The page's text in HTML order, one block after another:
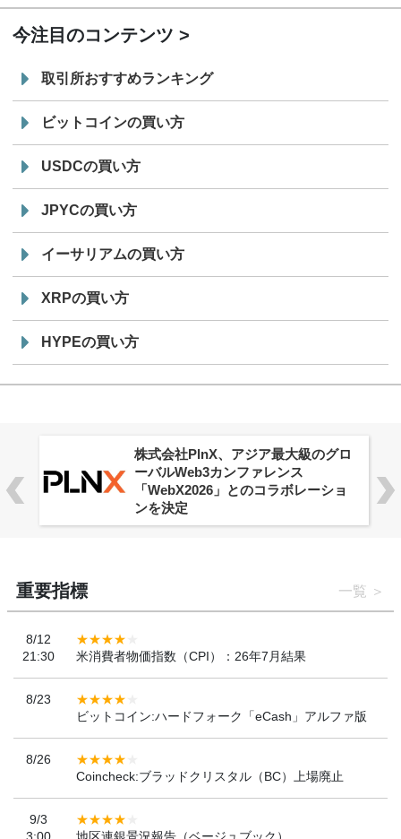
今注目のコンテンツ
取引所おすすめランキング
ビットコインの買い方
USDCの買い方
JPYCの買い方
イーサリアムの買い方
XRPの買い方
HYPEの買い方
株式会社PlnX、アジア最大級のグロ
ーバルWeb3カンファレンス
「WebX2026」とのコラボレーショ
ンを決定
重要指標 一覧
8/12
21:30
米消費者物価指数（CPI）：26年7月結果
8/23
ビットコイン:ハードフォーク「eCash」アルファ版
8/26
Coincheck:ブラッドクリスタル（BC）上場廃止
9/3
3:00
地区連銀景況報告（ベージュブック）